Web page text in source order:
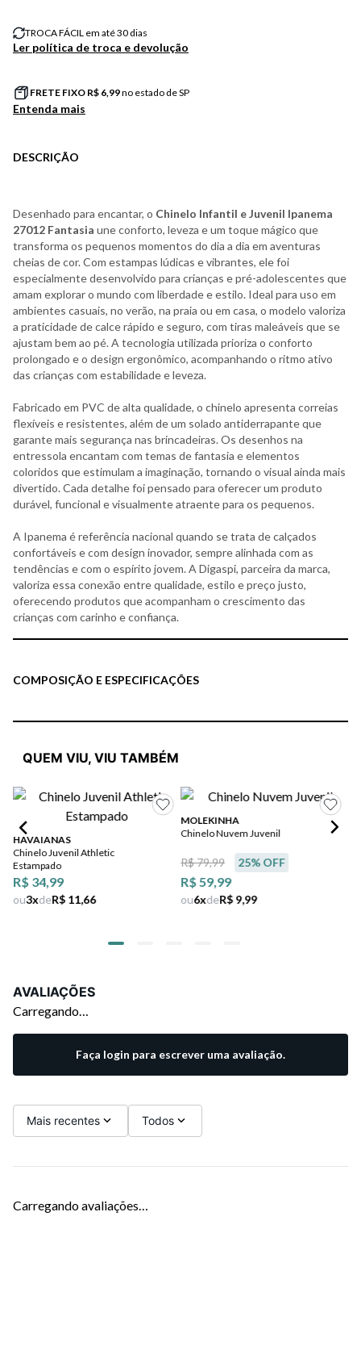
TROCA FÁCIL em até 30 dias
Ler política de troca e devolução
FRETE FIXO R$ 6,99no estado de SP
Entenda mais
DESCRIÇÃO
Desenhado para encantar, o Chinelo Infantil e Juvenil Ipanema
27012 Fantasia une conforto, leveza e um toque mágico que
transforma os pequenos momentos do dia a dia em aventuras
cheias de cor. Com estampas lúdicas e vibrantes, ele foi
especialmente desenvolvido para crianças e pré-adolescentes que
amam explorar o mundo com liberdade e estilo. Ideal para uso em
ambientes casuais, no verão, na praia ou em casa, o modelo valoriza
a praticidade de calce rápido e seguro, com tiras maleáveis que se
ajustam bem ao pé. A tecnologia utilizada prioriza o conforto
prolongado e o design ergonômico, acompanhando o ritmo ativo
das crianças com estabilidade e leveza.
Fabricado em PVC de alta qualidade, o chinelo apresenta correias
flexíveis e resistentes, além de um solado antiderrapante que
garante mais segurança nas brincadeiras. Os desenhos na
entressola encantam com temas de fantasia e elementos
coloridos que estimulam a imaginação, tornando o visual ainda mais
divertido. Cada detalhe foi pensado para oferecer um produto
durável, funcional e visualmente atraente para os pequenos.
A Ipanema é referência nacional quando se trata de calçados
confortáveis e com design inovador, sempre alinhada com as
tendências e com o espírito jovem. A Digaspi, parceira da marca,
valoriza essa conexão entre qualidade, estilo e preço justo,
oferecendo produtos que acompanham o crescimento das
crianças com carinho e confiança.
COMPOSIÇÃO E ESPECIFICAÇÕES
QUEM VIU, VIU TAMBÉM
HAVAIANAS
Chinelo Juvenil Athletic
Estampado
R$ 34,99
ou3xdeR$ 11,66
MOLEKINHA
Chinelo Nuvem Juvenil
R$ 59,99
R$ 79,99 25% OFF
ou6xdeR$ 9,99
AVALIAÇÕES
Carregando…
Faça login para escrever uma avaliação.
Mais recentes Todos
Carregando avaliações…